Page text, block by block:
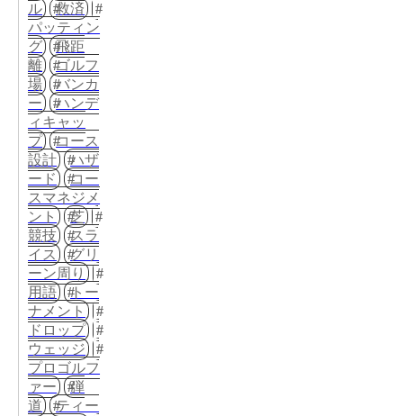
ル
救済
パッティン
グ
飛距
離
ゴルフ
場
バンカ
ー
ハンデ
ィキャッ
プ
コース
設計
ハザ
ード
コー
スマネジメ
ント
芝
競技
スラ
イス
グリ
ーン周り
用語
トー
ナメント
ドロップ
ウェッジ
プロゴルフ
ァー
弾
道
ティー